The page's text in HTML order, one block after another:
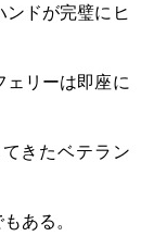
ンドが完璧にヒ
ェリーは即座に
きたベテラン
ある。